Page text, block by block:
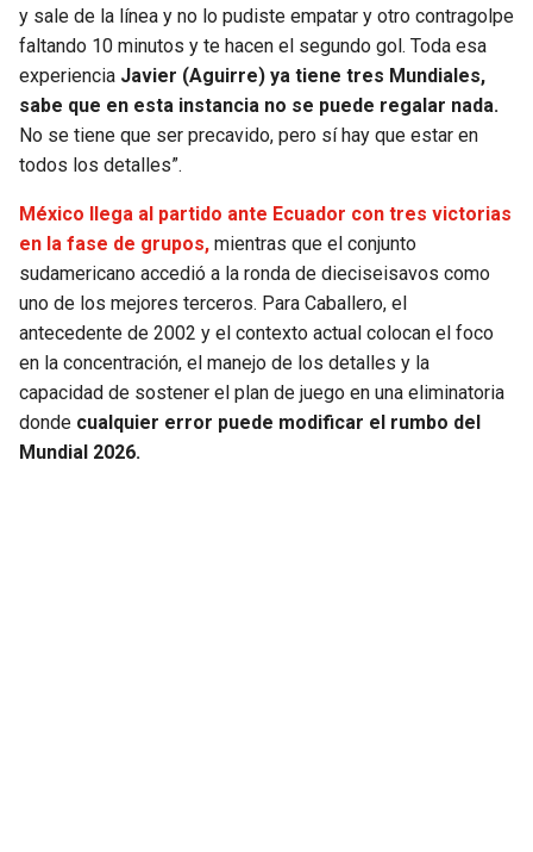
y sale de la línea y no lo pudiste empatar y otro contragolpe
faltando 10 minutos y te hacen el segundo gol. Toda esa
experiencia Javier (Aguirre) ya tiene tres Mundiales,
sabe que en esta instancia no se puede regalar nada.
No se tiene que ser precavido, pero sí hay que estar en
todos los detalles”.
México llega al partido ante Ecuador con tres victorias
en la fase de grupos, mientras que el conjunto
sudamericano accedió a la ronda de dieciseisavos como
uno de los mejores terceros. Para Caballero, el
antecedente de 2002 y el contexto actual colocan el foco
en la concentración, el manejo de los detalles y la
capacidad de sostener el plan de juego en una eliminatoria
donde cualquier error puede modificar el rumbo del
Mundial 2026.